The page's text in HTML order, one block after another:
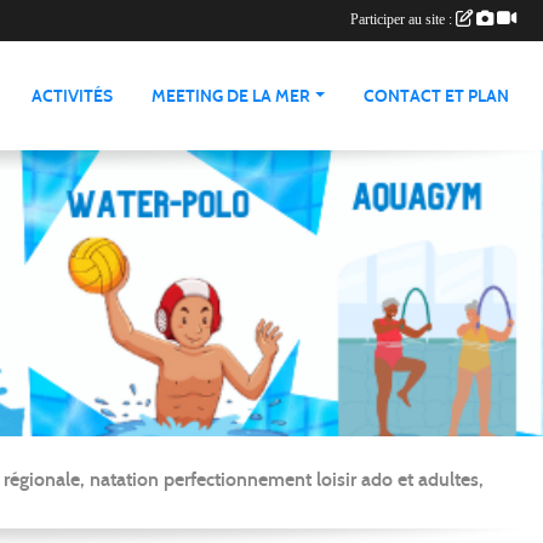
ACTIVITÉS MEETING DE LA MER CONTACT ET PLAN
natation perfectionnement loisir ado et adultes,
Participer au site :